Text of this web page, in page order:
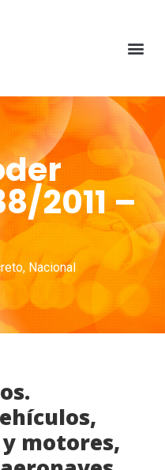
2011 –
, Nacional
motores,